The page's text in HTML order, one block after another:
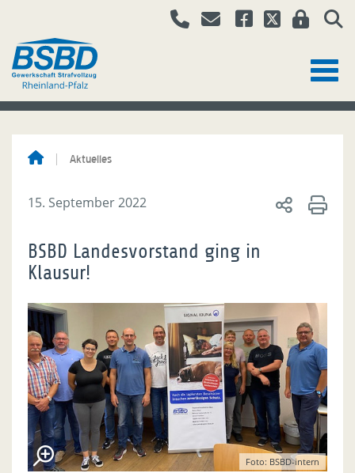
Aktuelles
15. September 2022
BSBD Landesvorstand ging in
Klausur!
Foto: BSBD-intern